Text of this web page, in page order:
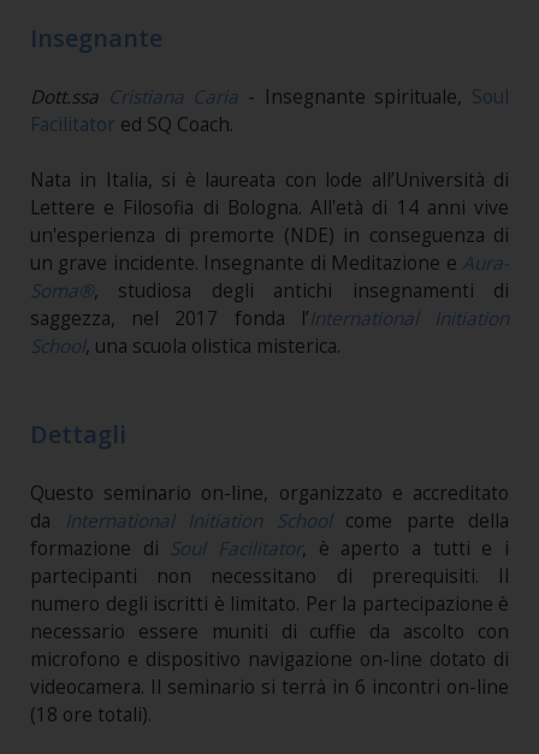
Insegnante
Dott.ssa Cristiana Caria - Insegnante spirituale, Soul
Facilitator ed SQ Coach.
Nata in Italia, si è laureata con lode all’Università di
Lettere e Filosofia di Bologna. All'età di 14 anni vive
un'esperienza di premorte (NDE) in conseguenza di
un grave incidente. Insegnante di Meditazione e Aura-
Soma®, studiosa degli antichi insegnamenti di
saggezza, nel 2017 fonda l’International Initiation
School, una scuola olistica misterica.
Dettagli
Questo seminario on-line, organizzato e accreditato
da
International Initiation Schoolcome parte della
formazione di Soul Facilitator, è aperto a tutti e i
partecipanti non necessitano di prerequisiti. Il
numero degli iscritti è limitato. Per la partecipazione è
necessario essere muniti di cuffie da ascolto con
microfono e dispositivo navigazione on-line dotato di
videocamera. Il seminario si terrà in 6 incontri on-line
(18 ore totali).